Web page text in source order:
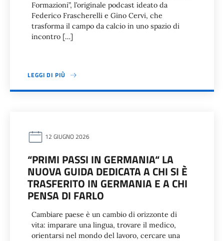
Formazioni”, l’originale podcast ideato da
Federico Frascherelli e Gino Cervi, che
trasforma il campo da calcio in uno spazio di
incontro […]
LEGGI DI PIÙ
12 GIUGNO 2026
“PRIMI PASSI IN GERMANIA“ LA
NUOVA GUIDA DEDICATA A CHI SI È
TRASFERITO IN GERMANIA E A CHI
PENSA DI FARLO
Cambiare paese è un cambio di orizzonte di
vita: imparare una lingua, trovare il medico,
orientarsi nel mondo del lavoro, cercare una